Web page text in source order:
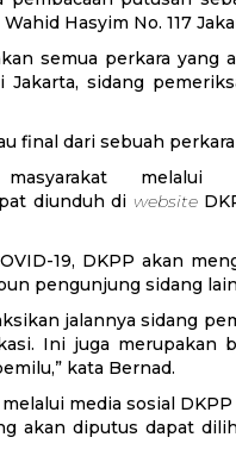
Hasyim No. 117
semua perkara
sidang
final dari sebuah
melalui
diunduh di website
19, DKPP akan
pengunjung sidang lain
jalannya sidang
Ini juga merupakan
kata Bernad.
media sosial
akan diputus dapat